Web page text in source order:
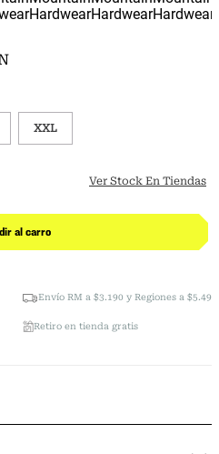
XXL
Ver Stock En Tiendas
al carro
Envío RM a $3.190 y Regiones a $5.490
Retiro en tienda gratis